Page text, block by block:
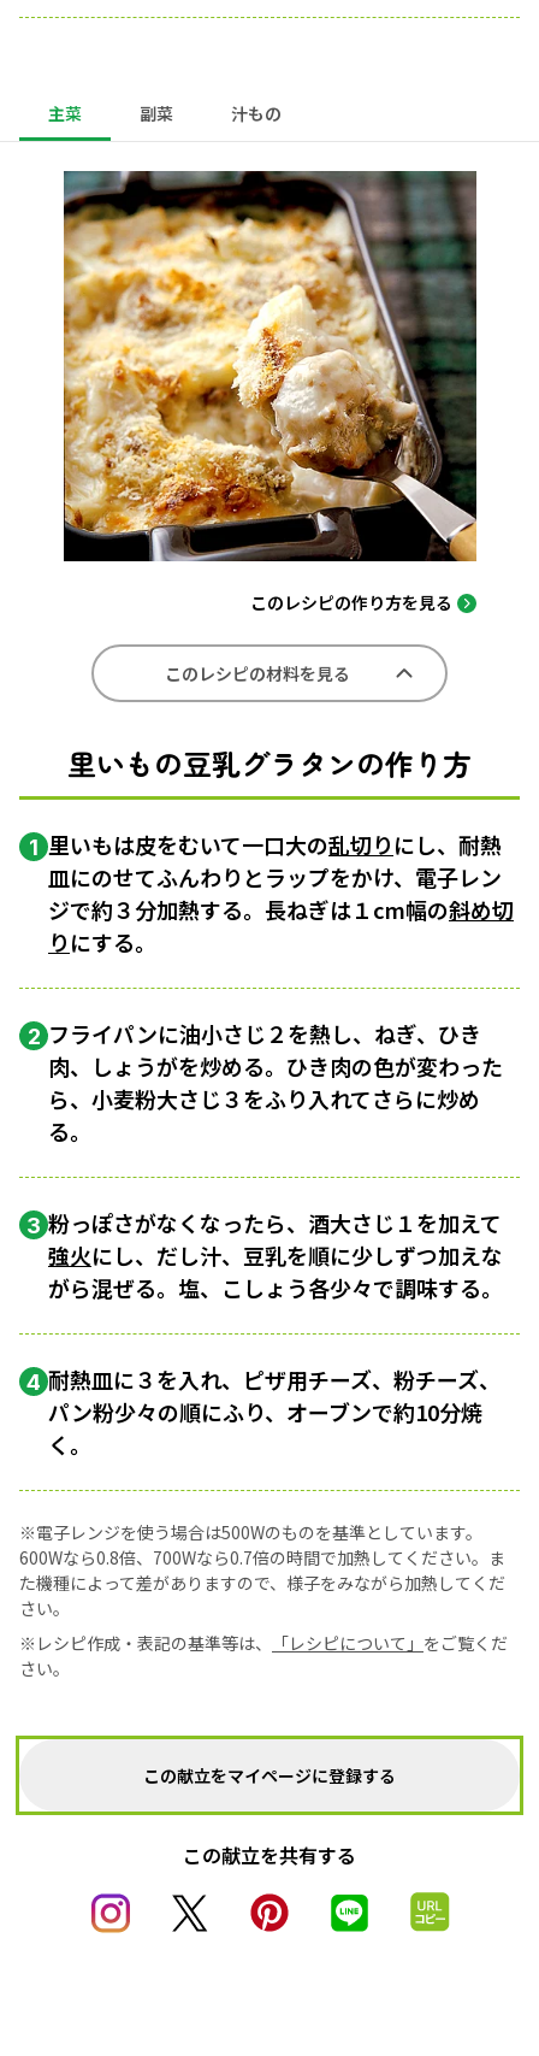
主菜 副菜 汁もの
このレシピの作り方を見る
このレシピの材料を見る
里いもの豆乳グラタンの作り方
1 里いもは皮をむいて一口大の乱切りにし、耐熱
皿にのせてふんわりとラップをかけ、電子レン
ジで約３分加熱する。長ねぎは１cm幅の斜め切
りにする。
2 フライパンに油小さじ２を熱し、ねぎ、ひき
肉、しょうがを炒める。ひき肉の色が変わった
ら、小麦粉大さじ３をふり入れてさらに炒め
る。
3 粉っぽさがなくなったら、酒大さじ１を加えて
強火にし、だし汁、豆乳を順に少しずつ加えな
がら混ぜる。塩、こしょう各少々で調味する。
4 耐熱皿に３を入れ、ピザ用チーズ、粉チーズ、
パン粉少々の順にふり、オーブンで約10分焼
く。
※電子レンジを使う場合は500Wのものを基準としています。
600Wなら0.8倍、700Wなら0.7倍の時間で加熱してください。ま
た機種によって差がありますので、様子をみながら加熱してくだ
さい。
※レシピ作成・表記の基準等は、
「レシピについて」 をご覧くだ
さい。
この献立をマイページに登録する
この献立を共有する